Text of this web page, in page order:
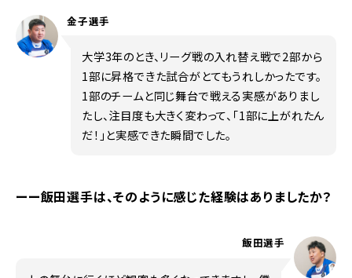
大学3年のとき、リーグ戦の入れ替え戦で2部から
1部に昇格できた試合がとてもうれしかったです。
1部のチームと同じ舞台で戦える実感がありまし
たし、注目度も大きく変わって、「1部に上がれたん
だ！」と実感できた瞬間でした。
金子選手
ーー飯田選手は、そのように感じた経験はありましたか？
飯田選手